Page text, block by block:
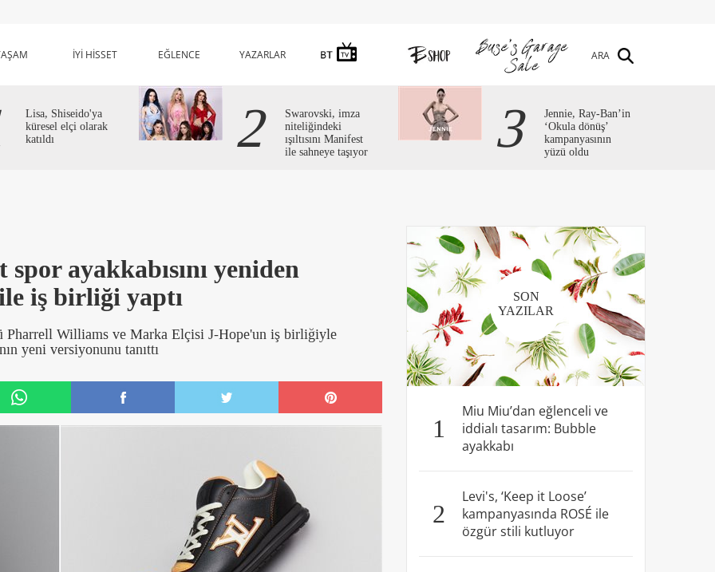
İYİ HİSSET EĞLENCE YAZARLAR ARA
Lisa, Shiseido'ya
küresel elçi olarak
katıldı
2
Swarovski, imza
niteliğindeki
ışıltısını Manifest
ile sahneye taşıyor
3
Jennie, Ray-Ban’in
‘Okula dönüş’
kampanyasının
yüzü oldu
ayakkabısını yeniden
iş birliği yaptı
Williams ve Marka Elçisi J-Hope'un iş birliğiyle
yeni versiyonunu tanıttı
SON
YAZILAR
1
Miu Miu’dan eğlenceli ve
iddialı tasarım: Bubble
ayakkabı
2
Levi's, ‘Keep it Loose’
kampanyasında ROSÉ ile
özgür stili kutluyor